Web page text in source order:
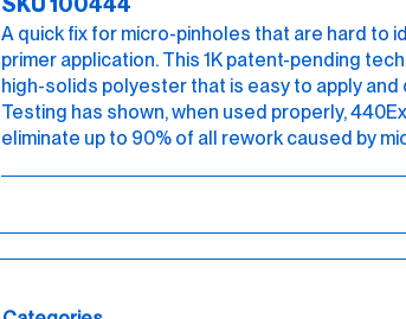
A quick fix for micro-pinholes that are hard to
primer application. This 1K patent-pending
high-solids polyester that is easy to apply and
Testing has shown, when used properly,
eliminate up to 90% of all rework caused by